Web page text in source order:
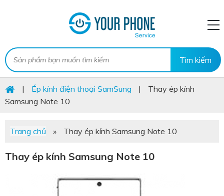
| Ép kính điện thoại SamSung |
Thay ép kính
Samsung Note 10
Trang chủ » Thay ép kính Samsung Note 10
Thay ép kính Samsung Note 10